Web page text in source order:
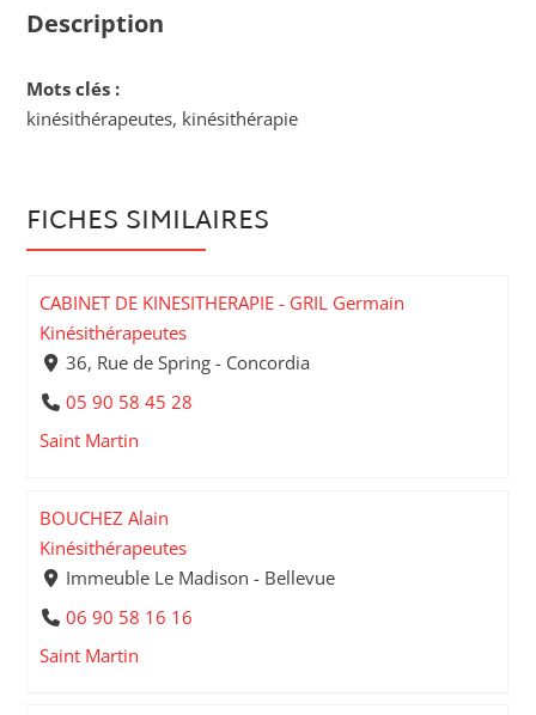
Description
Mots clés :
kinésithérapeutes, kinésithérapie
FICHES SIMILAIRES
CABINET DE KINESITHERAPIE - GRIL Germain
Kinésithérapeutes
36, Rue de Spring - Concordia
05 90 58 45 28
Saint Martin
BOUCHEZ Alain
Kinésithérapeutes
Immeuble Le Madison - Bellevue
06 90 58 16 16
Saint Martin